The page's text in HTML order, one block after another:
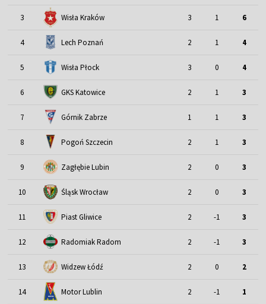
3 Wisła Kraków 3 1 6
4 Lech Poznań 2 1 4
5 Wisła Płock 3 0 4
6 GKS Katowice 2 1 3
7 Górnik Zabrze 1 1 3
8 Pogoń Szczecin 2 1 3
9 Zagłębie Lubin 2 0 3
10 Śląsk Wrocław 2 0 3
11 Piast Gliwice 2 -1 3
12 Radomiak Radom 2 -1 3
13 Widzew Łódź 2 0 2
14 Motor Lublin 2 -1 1